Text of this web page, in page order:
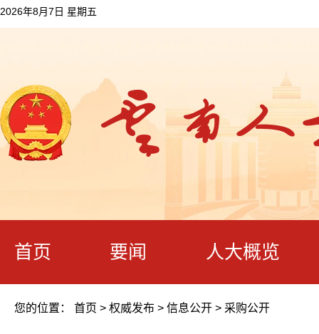
2026年8月7日 星期五
首页 要闻 人大概览
您的位置： 首页 > 权威发布 > 信息公开 > 采购公开